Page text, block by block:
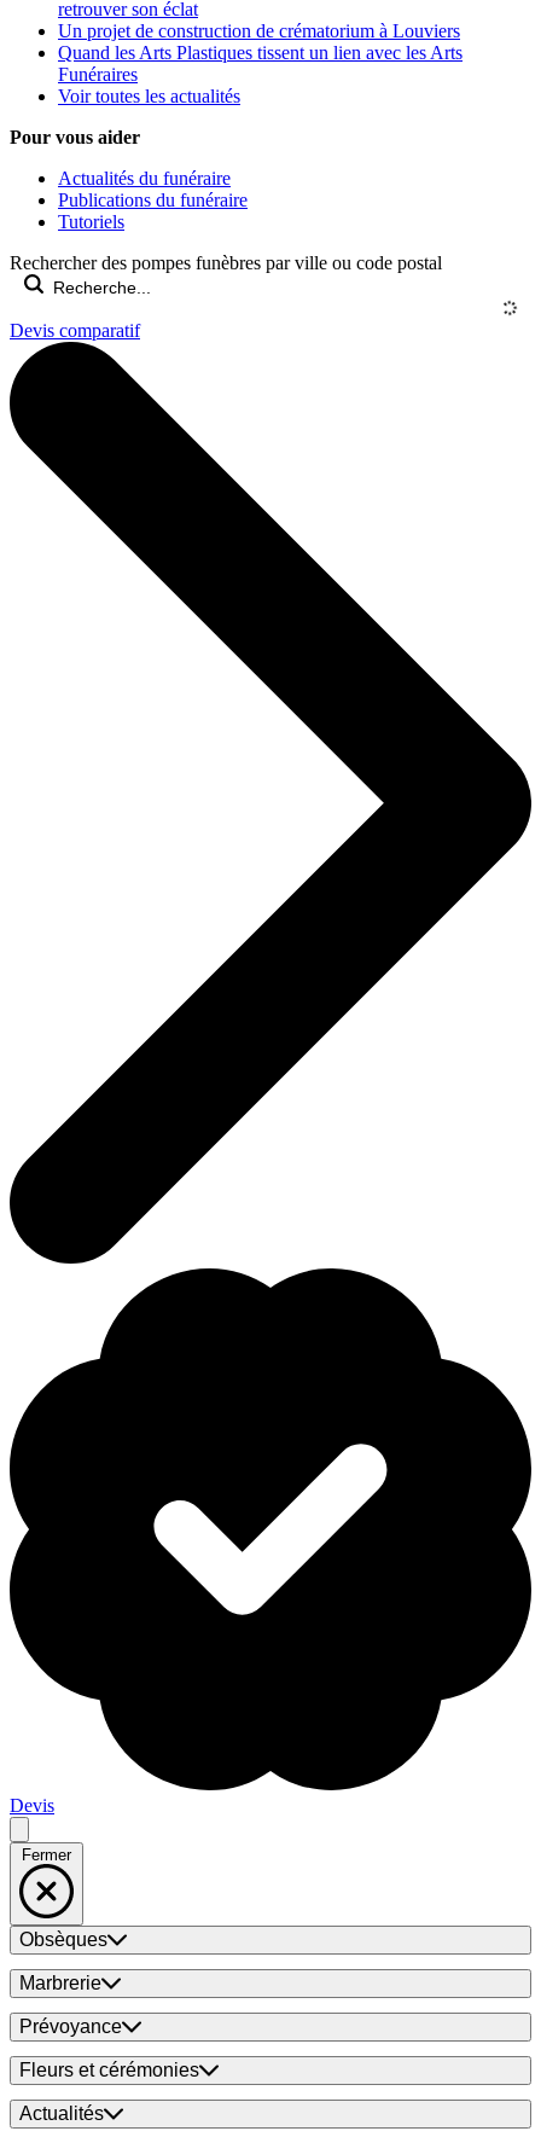
retrouver son éclat
Un projet de construction de crématorium à Louviers
Quand les Arts Plastiques tissent un lien avec les Arts
Funéraires
Voir toutes les actualités
Pour vous aider
Actualités du funéraire
Publications du funéraire
Tutoriels
Rechercher des pompes funèbres par ville ou code postal
Devis comparatif
Devis
Fermer
Obsèques
Marbrerie
Prévoyance
Fleurs et cérémonies
Actualités